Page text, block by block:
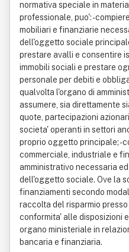
normativa speciale in
professionale, puo': -
mobiliari e finanziarie
dell'oggetto sociale
prestare avalli e consentire
immobili sociali e prestare
personale per debiti e
qualvolta l'organo di
assumere, sia direttamente
quote, partecipazioni
societa' operanti in settori
proprio oggetto principale; -
commerciale, industriale e
amministrativo necessaria
dell'oggetto sociale. Ove la
finanziamenti secondo
raccolta del risparmio
conformita' alle disposizioni
organo ministeriale in
bancaria e finanziaria.